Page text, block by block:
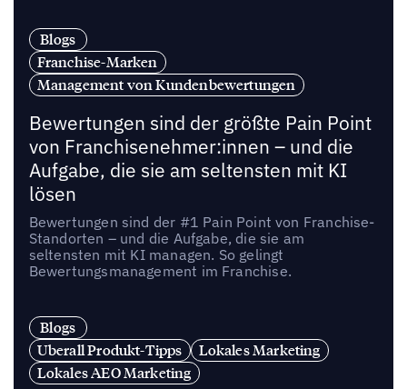
Blogs
Franchise-Marken
Management von Kundenbewertungen
Bewertungen sind der größte Pain Point
von Franchisenehmer:innen – und die
Aufgabe, die sie am seltensten mit KI
lösen
Bewertungen sind der #1 Pain Point von Franchise-
Standorten – und die Aufgabe, die sie am
seltensten mit KI managen. So gelingt
Bewertungsmanagement im Franchise.
Blogs
Uberall Produkt-Tipps
Lokales Marketing
Lokales AEO Marketing